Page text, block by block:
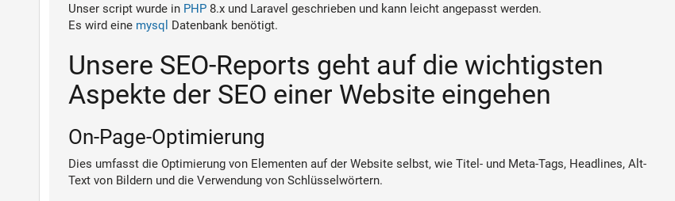
Unser script wurde in PHP 8.x und Laravel geschrieben und kann leicht angepasst werden.
Es wird eine mysql Datenbank benötigt.
Unsere SEO-Reports geht auf die wichtigsten
Aspekte der SEO einer Website eingehen
On-Page-Optimierung
Dies umfasst die Optimierung von Elementen auf der Website selbst, wie Titel- und Meta-Tags, Headlines, Alt-
Text von Bildern und die Verwendung von Schlüsselwörtern.